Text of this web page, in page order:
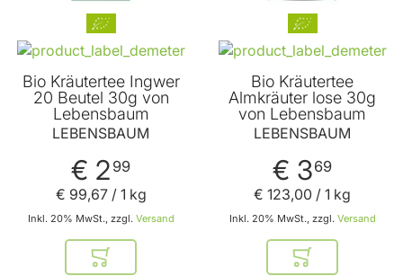
Bio Kräutertee Ingwer
20 Beutel 30g von
Lebensbaum
LEBENSBAUM
€ 2 99
Inkl. 20% MwSt., zzgl. Versand
€ 99,67/ 1 kg
In den Warenkorb
Bio Kräutertee
Almkräuter lose 30g
von Lebensbaum
LEBENSBAUM
€ 369
Inkl. 20% MwSt., zzgl. Versand
€ 123,00 / 1 kg
In den